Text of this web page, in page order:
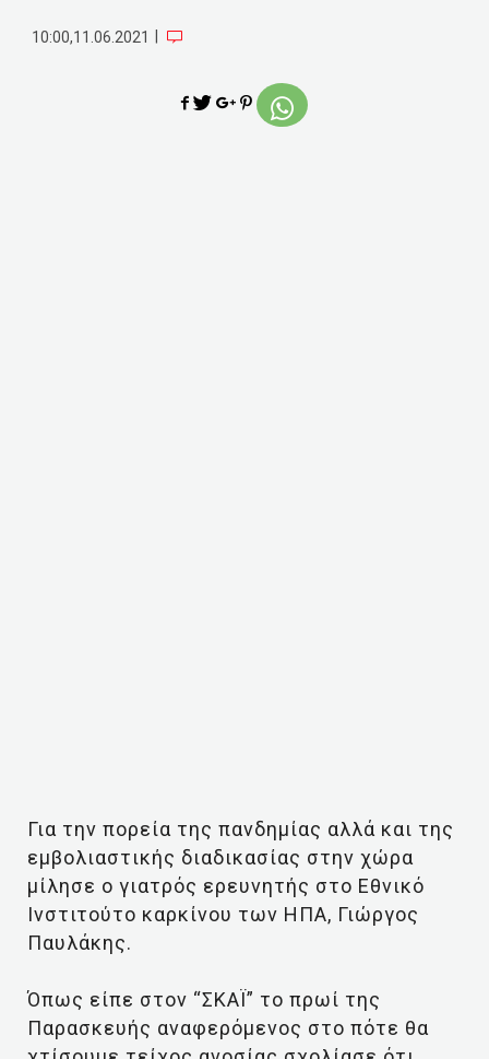
10:00,11.06.2021
Για την πορεία της πανδημίας αλλά και της
εμβολιαστικής διαδικασίας στην χώρα
μίλησε ο γιατρός ερευνητής στο Εθνικό
Ινστιτούτο καρκίνου των ΗΠΑ, Γιώργος
Παυλάκης.
Όπως είπε στον “ΣΚΑΪ” το πρωί της
Παρασκευής αναφερόμενος στο πότε θα